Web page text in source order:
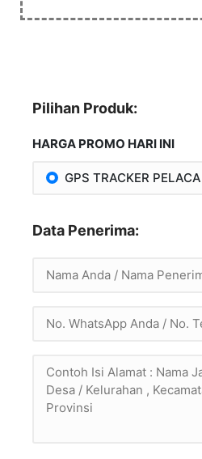
Pilihan Produk:
HARGA PROMO HARI INI
GPS TRACKER
Data Penerima: